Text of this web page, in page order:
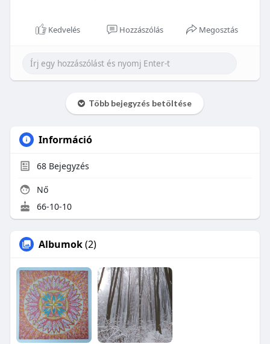
Kedvelés Hozzászólás Megosztás
Több bejegyzés betöltése
Információ
68Bejegyzés
Nő
66-10-10
Albumok(2)